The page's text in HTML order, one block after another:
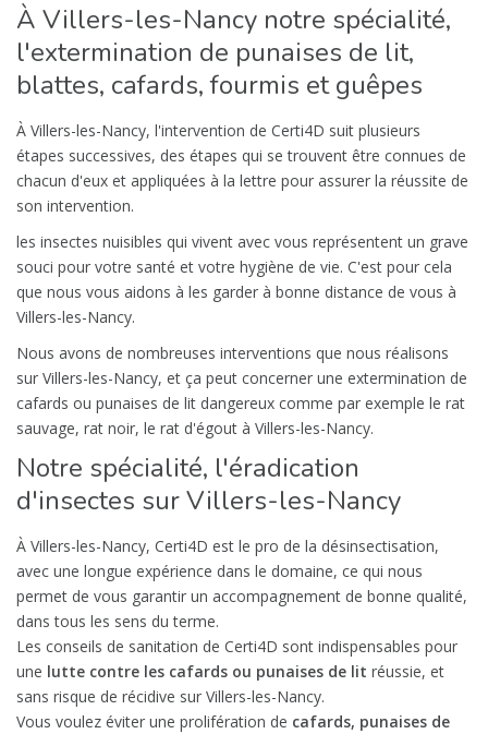
À Villers-les-Nancy notre spécialité,
l'extermination de punaises de lit,
blattes, cafards, fourmis et guêpes
À Villers-les-Nancy, l'intervention de Certi4D suit plusieurs
étapes successives, des étapes qui se trouvent être connues de
chacun d'eux et appliquées à la lettre pour assurer la réussite de
son intervention.
les insectes nuisibles qui vivent avec vous représentent un grave
souci pour votre santé et votre hygiène de vie. C'est pour cela
que nous vous aidons à les garder à bonne distance de vous à
Villers-les-Nancy.
Nous avons de nombreuses interventions que nous réalisons
sur Villers-les-Nancy, et ça peut concerner une extermination de
cafards ou punaises de lit dangereux comme par exemple le rat
sauvage, rat noir, le rat d'égout à Villers-les-Nancy.
Notre spécialité, l'éradication
d'insectes sur Villers-les-Nancy
À Villers-les-Nancy, Certi4D est le pro de la désinsectisation,
avec une longue expérience dans le domaine, ce qui nous
permet de vous garantir un accompagnement de bonne qualité,
dans tous les sens du terme.
Les conseils de sanitation de Certi4D sont indispensables pour
une lutte contre les cafards ou punaises de lit réussie, et
sans risque de récidive sur Villers-les-Nancy.
Vous voulez éviter une prolifération de cafards, punaises de